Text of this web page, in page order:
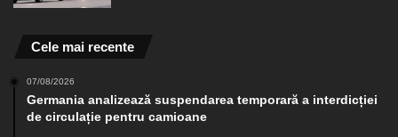
Cele mai recente
07/08/2026
Germania analizează suspendarea temporară a interdicției
de circulație pentru camioane